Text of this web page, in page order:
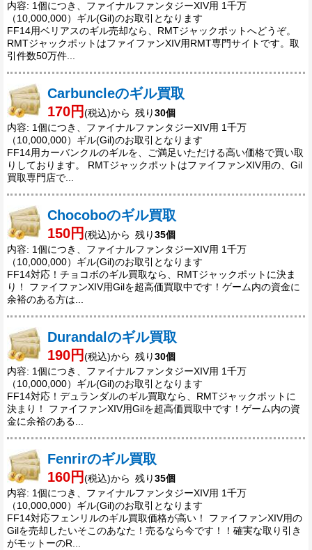
内容: 1個につき、ファイナルファンタジーXIV用 1千万
（10,000,000）ギル(Gil)のお取引となります
FF14用ベリアスのギル売却なら、RMTジャックポットへどうぞ。
RMTジャックポットはファイファンXIV用RMT専門サイトです。取
引件数50万件...
Carbuncleのギル買取
170円(税込)から 残り30個
内容: 1個につき、ファイナルファンタジーXIV用 1千万
（10,000,000）ギル(Gil)のお取引となります
FF14用カーバンクルのギルを、ご満足いただける高い価格で買い取
りしております。 RMTジャックポットはファイファンXIV用の、Gil
買取専門店で...
Chocoboのギル買取
150円(税込)から 残り35個
内容: 1個につき、ファイナルファンタジーXIV用 1千万
（10,000,000）ギル(Gil)のお取引となります
FF14対応！チョコボのギル買取なら、RMTジャックポットに決ま
り！ ファイファンXIV用Gilを超高価買取中です！ゲーム内の資金に
余裕のある方は...
Durandalのギル買取
190円(税込)から 残り30個
内容: 1個につき、ファイナルファンタジーXIV用 1千万
（10,000,000）ギル(Gil)のお取引となります
FF14対応！デュランダルのギル買取なら、RMTジャックポットに
決まり！ ファイファンXIV用Gilを超高価買取中です！ゲーム内の資
金に余裕のある...
Fenrirのギル買取
160円(税込)から 残り35個
内容: 1個につき、ファイナルファンタジーXIV用 1千万
（10,000,000）ギル(Gil)のお取引となります
FF14対応フェンリルのギル買取価格が高い！ ファイファンXIV用の
Gilを売却したいそこのあなた！売るなら今です！！確実な取り引き
がモットーのR...